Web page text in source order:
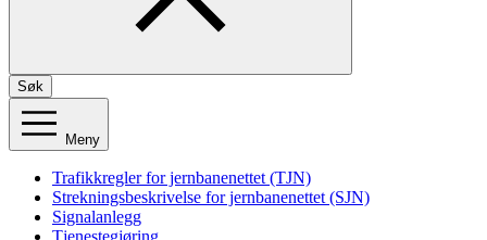
Søk
Meny
Trafikkregler for jernbanenettet (TJN)
Strekningsbeskrivelse for jernbanenettet (SJN)
Signalanlegg
Tjenestegjøring